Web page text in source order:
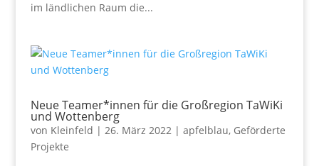
im ländlichen Raum die...
Neue Teamer*innen für die Großregion TaWiKi
und Wottenberg
von Kleinfeld | 26. März 2022| apfelblau, Geförderte
Projekte